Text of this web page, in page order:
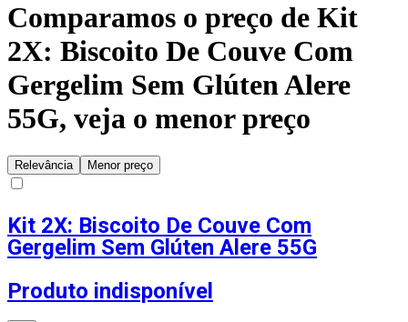
Comparamos o preço de Kit
2X: Biscoito De Couve Com
Gergelim Sem Glúten Alere
55G, veja o menor preço
Relevância Menor preço
Kit 2X: Biscoito De Couve Com
Gergelim Sem Glúten Alere 55G
Produto indisponível